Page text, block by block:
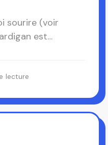
sourire (voir
est
lecture